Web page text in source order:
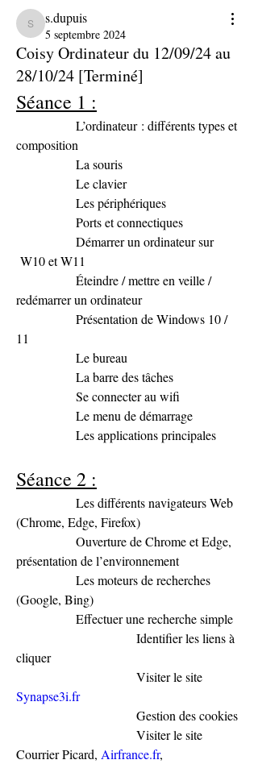
s.dupuis
s.dupuis
5 septembre 2024
Coisy Ordinateur du 12/09/24 au
28/10/24 [Terminé]
Séance 1 :
L’ordinateur : différents types et
composition
La souris
Le clavier
Les périphériques
Ports et connectiques
Démarrer un ordinateur sur
W10 et W11
Éteindre / mettre en veille /
redémarrer un ordinateur
Présentation de Windows 10 /
11
Le bureau
La barre des tâches
Se connecter au wifi
Le menu de démarrage
Les applications principales
Séance 2 :
Les différents navigateurs Web
(Chrome, Edge, Firefox)
Ouverture de Chrome et Edge,
présentation de l’environnement
Les moteurs de recherches
(Google, Bing)
Effectuer une recherche simple
Identifier les liens à
cliquer
Synapse3i.fr
Gestion des cookies
Visiter le site
Courrier Picard, Airfrance.fr